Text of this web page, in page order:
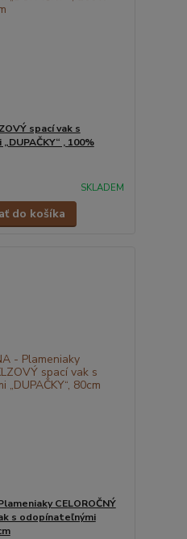
spací vak s
, 100%
SKLADEM
do košíka
CELOROČNÝ
s odopínateľnými